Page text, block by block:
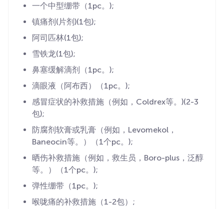
一个中型绷带（1pc。);
镇痛剂(片剂)(1包);
阿司匹林(1包);
雪铁龙(1包);
鼻塞缓解滴剂（1pc。);
滴眼液（阿布西）（1pc。);
感冒症状的补救措施（例如，Coldrex等。)(2-3
包);
防腐剂软膏或乳膏（例如，Levomekol，
Baneocin等。）（1个pc。);
晒伤补救措施（例如，救生员，Boro-plus，泛醇
等。）（1个pc。);
弹性绷带（1pc。);
喉咙痛的补救措施（1-2包）;